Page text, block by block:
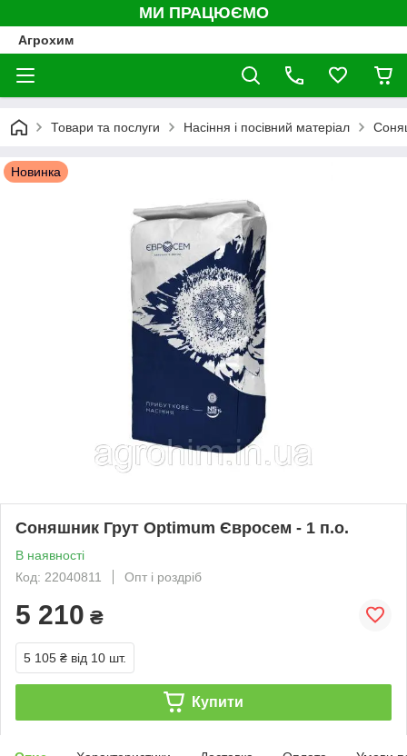
МИ ПРАЦЮЄМО
Агрохим
Товари та послуги Насіння і посівний матеріал
Новинка
Соняшник Грут Оptimum Євросем - 1 п.о.
В наявності
Код: 22040811
Опт і роздріб
5 210 ₴
5 105 ₴ від 10 шт.
Купити